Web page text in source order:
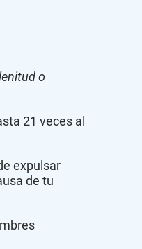
o
21 veces al
expulsar
de tu